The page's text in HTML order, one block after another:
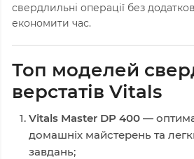
свердлильні операції без
економити час.
Топ моделей
верстатів Vitals
Vitals Master DP 400 —
домашніх майстерень та
завдань;